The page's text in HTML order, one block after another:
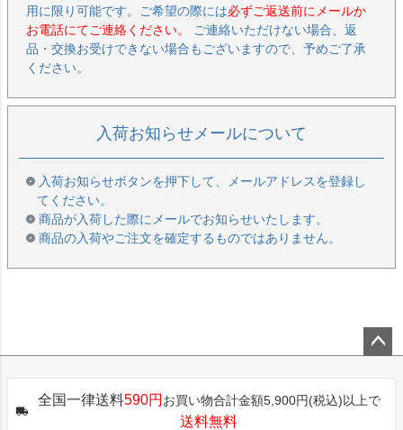
用に限り可能です。ご希望の際には必ずご返送前にメールか
お電話にてご連絡ください。
ご連絡いただけない場合、返
品・交換お受けできない場合もございますので、予めご了承
ください。
入荷お知らせメールについて
入荷お知らせボタンを押下して、メールアドレスを登録し
てください。
商品が入荷した際にメールでお知らせいたします。
商品の入荷やご注文を確定するものではありません。
ップ
全国一律送料590円 お買い物合計金額5,900円(税込)以上で
送料無料